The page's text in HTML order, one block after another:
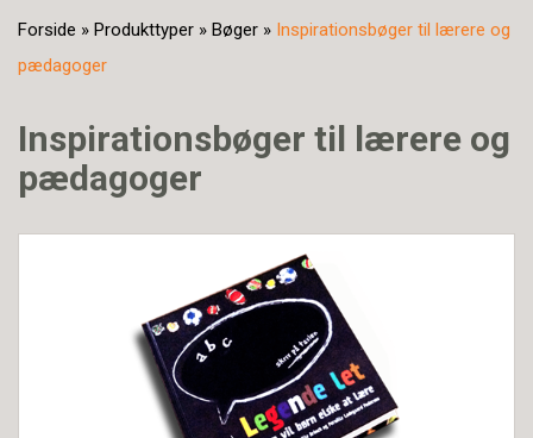
Forside » Produkttyper » Bøger » Inspirationsbøger til lærere og
pædagoger
Inspirationsbøger til lærere og
pædagoger